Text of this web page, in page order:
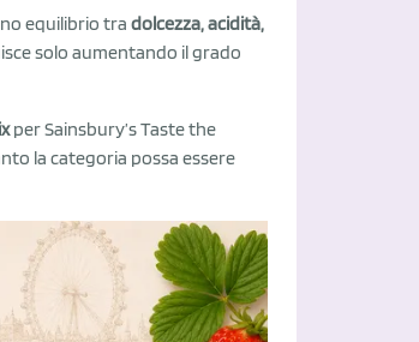
equilibrio tra dolcezza, acidità,
solo aumentando il grado
per Sainsbury’s Taste the
la categoria possa essere